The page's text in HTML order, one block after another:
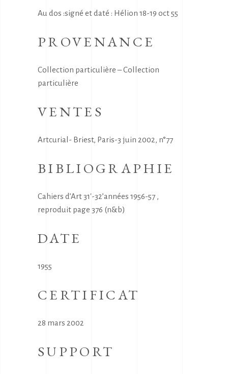
Au dos :signé et daté : Hélion 18-19 oct 55
PROVENANCE
Collection particulière – Collection
particulière
VENTES
Artcurial- Briest, Paris-3 juin 2002, n°77
BIBLIOGRAPHIE
Cahiers d’Art 31′-32’années 1956-57 ,
reproduit page 376 (n&b)
DATE
1955
CERTIFICAT
28 mars 2002
SUPPORT